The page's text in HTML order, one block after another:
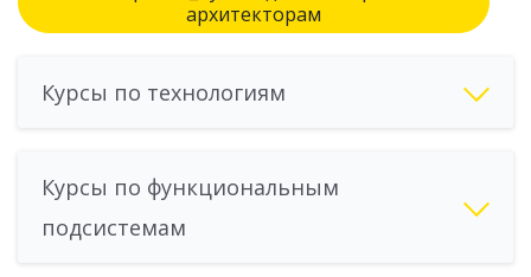
архитекторам
Курсы по технологиям
Курсы по функциональным
подсистемам